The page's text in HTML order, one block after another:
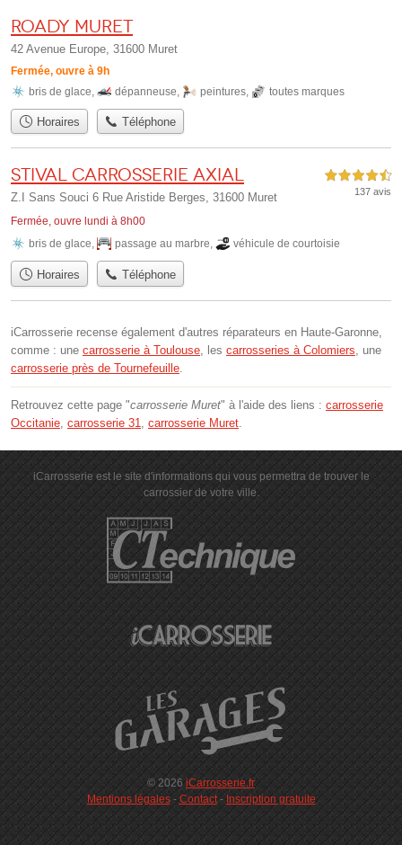
Roady Muret
42 Avenue Europe, 31600 Muret
Fermée, ouvre à 9h
bris de glace, dépanneuse, peintures, toutes marques
Horaires Téléphone
Stival Carrosserie Axial
Z.I Sans Souci 6 Rue Aristide Berges, 31600 Muret
Fermée, ouvre lundi à 8h00
4,5 étoiles sur 5
137 avis
bris de glace, passage au marbre, véhicule de courtoisie
Horaires Téléphone
iCarrosserie recense également d'autres réparateurs en Haute-Garonne,
comme : une carrosserie à Toulouse , les carrosseries à Colomiers , une
carrosserie près de Tournefeuille
Retrouvez cette page "carrosserie Muret" à l'aide des liens : carrosserie
Occitanie carrosserie 31 carrosserie Muret
iCarrosserie est le site d'informations qui vous permettra de trouver le
carrossier de votre ville.
© 2026 iCarrosserie.fr
Mentions légales- Contact- Inscription gratuite